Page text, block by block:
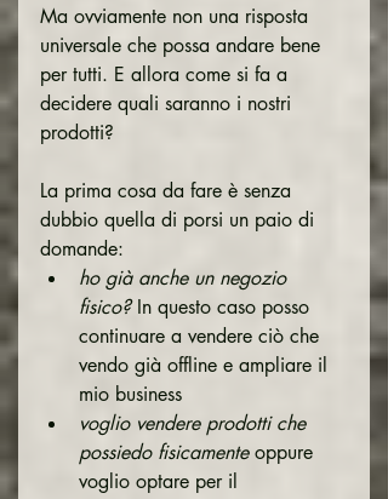
Ma ovviamente non una risposta
universale che possa andare bene
per tutti. E allora come si fa a
decidere quali saranno i nostri
prodotti?
La prima cosa da fare è senza
dubbio quella di porsi un paio di
domande:
ho già anche un negozio
fisico? In questo caso posso
continuare a vendere ciò che
vendo già offline e ampliare il
mio business
voglio vendere prodotti che
possiedo fisicamente oppure
voglio optare per il